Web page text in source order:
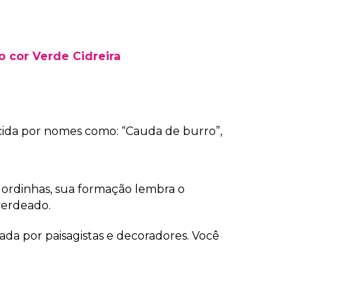
cor Verde Cidreira
por nomes como: “Cauda de burro”,
sua formação lembra o
por paisagistas e decoradores. Você